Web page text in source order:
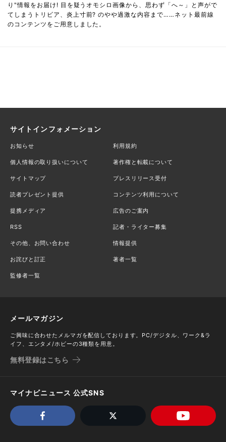
り"情報をお届け! 目を疑うオモシロ画像から、思わず「へ～」と声がで
てしまうトリビア、炎上寸前? のやや過激な内容まで……ネット最前線
のコンテンツをご用意しました。
サイトインフォメーション
お知らせ 利用規約
個人情報の取り扱いについて 著作権と転載について
サイトマップ プレスリリース受付
読者プレゼント提供 コンテンツ利用について
提携メディア 広告のご案内
RSS 記者・ライター募集
その他、お問い合わせ 情報提供
お詫びと訂正 著者一覧
監修者一覧
メールマガジン
ご興味に合わせたメルマガを配信しております。PC/デジタル、ワーク&ラ
イフ、エンタメ/ホビーの3種類を用意。
無料登録はこちら
マイナビニュース 公式SNS